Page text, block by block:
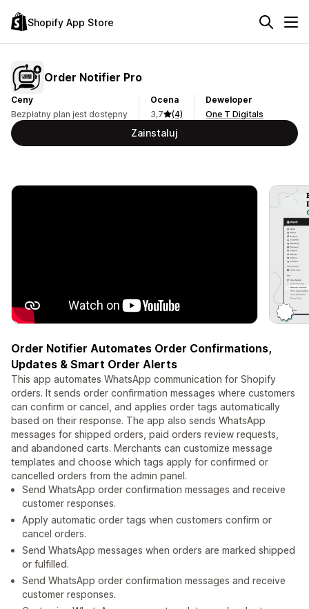
Shopify App Store
Order Notifier Pro
Ceny
Bezpłatny plan jest dostępny
Ocena
3,7
(4)
Deweloper
One T Digitals
Zainstaluj
Order Notifier Automates Order Confirmations,
Updates & Smart Order Alerts
This app automates WhatsApp communication for Shopify
orders. It sends order confirmation messages where customers
can confirm or cancel, and applies order tags automatically
based on their response. The app also sends WhatsApp
messages for shipped orders, paid orders review requests,
and abandoned carts. Merchants can customize message
templates and choose which tags apply for confirmed or
cancelled orders from the admin panel.
Send WhatsApp order confirmation messages and receive
customer responses.
Apply automatic order tags when customers confirm or
cancel orders.
Send WhatsApp messages when orders are marked shipped
or fulfilled.
Send WhatsApp order confirmation messages and receive
customer responses.